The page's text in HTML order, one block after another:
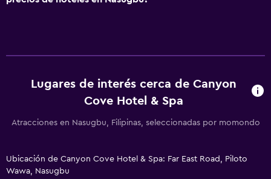
Lugares de interés cerca de Canyon
Cove Hotel & Spa
Atracciones en Nasugbu, Filipinas, seleccionadas por momondo
Ubicación de Canyon Cove Hotel & Spa: Far East Road, Piloto
Wawa, Nasugbu